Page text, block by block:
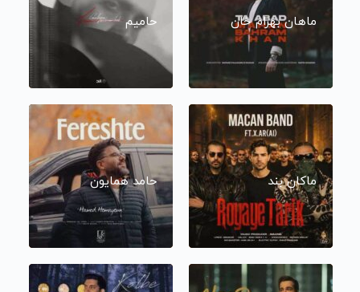
ماهان بهرام خان حامیم
ماکان بند حامد همایون